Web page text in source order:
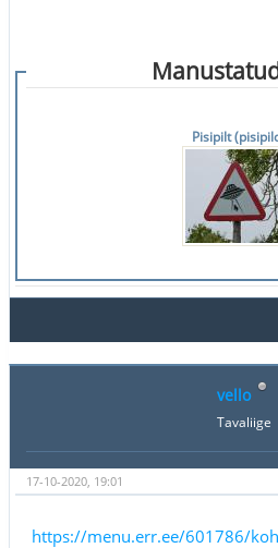
Pisipilt
vello
Tavaliige
17-10-2020, 19:01
https://menu.err.ee/601786/